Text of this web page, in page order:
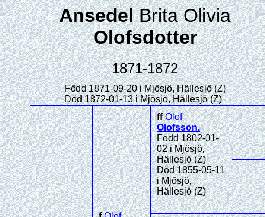
AnsedelBrita Olivia
Olofsdotter
1871-1872
Född 1871-09-20 i Mjösjö, Hällesjö (Z)
Död 1872-01-13 i Mjösjö, Hällesjö (Z)
ffOlof
Olofsson.
Född 1802-01-
02 i Mjösjö,
Hällesjö (Z)
Död 1855-05-11
i Mjösjö,
Hällesjö (Z)